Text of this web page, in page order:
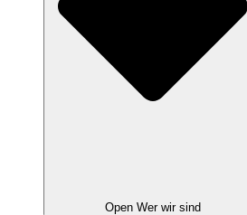
Open Wer wir sind